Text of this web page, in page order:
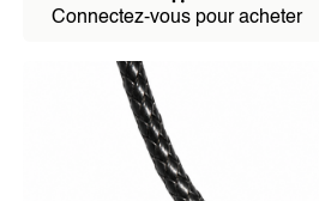
Connectez-vous pour acheter